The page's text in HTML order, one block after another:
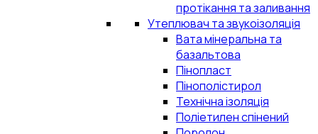
протікання та заливання
Утеплювач та звукоізоляція
Вата мінеральна та
базальтова
Пінопласт
Пінополістирол
Технічна ізоляція
Поліетилен спінений